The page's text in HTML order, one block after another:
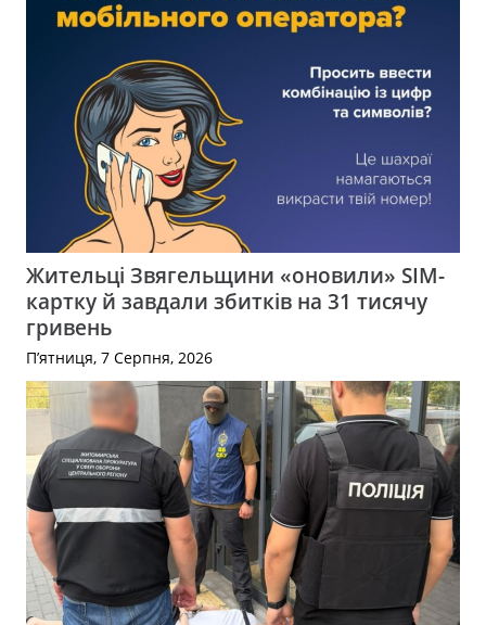
Жительці Звягельщини «оновили» SIM-
картку й завдали збитків на 31 тисячу
гривень
П’ятниця, 7 Серпня, 2026